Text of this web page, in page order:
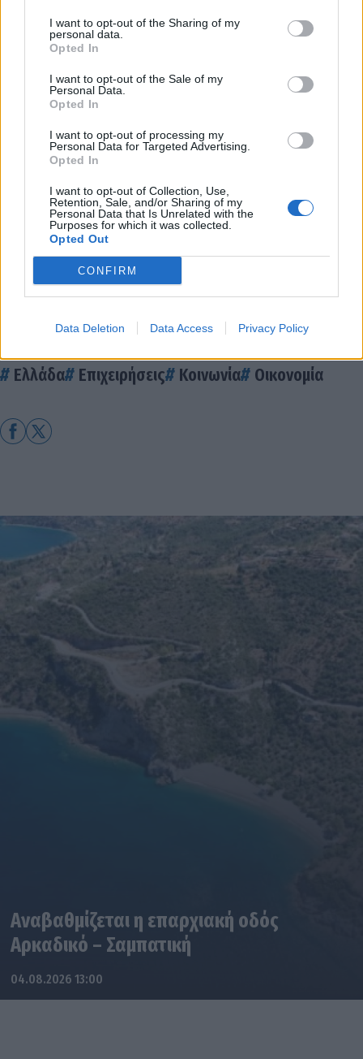
I want to opt-out of the Sharing of my
personal data.
Opted In
I want to opt-out of the Sale of my
Personal Data.
Opted In
I want to opt-out of processing my
Personal Data for Targeted Advertising.
Opted In
I want to opt-out of Collection, Use,
Retention, Sale, and/or Sharing of my
Personal Data that Is Unrelated with the
Purposes for which it was collected.
Opted Out
CONFIRM
Data Deletion Data Access Privacy Policy
Politis.gov.gr: Δείτε πώς λειτουργεί η νέα
ψηφιακή πλατφόρμα για τις αιτήσεις πολιτών
Κομισιόν: Θετικά μηνύματα για τα δημόσια
οικονομικά, προειδοποιήσεις για τέσσερις
επίμονες αδυναμίες
Έρχεται νέα δημοσιοποίηση οφειλετών: Ποιοι
και του ΕΦΚΑ
Κατατέθηκε στη Βουλή το νέο πολυνομοσχέδιο
του ΥΠΕΘΟΟ με παρεμβάσεις για μισθούς,
χρέη και ενέργεια
Διάβασε περισσότερα
Ελλάδα Επιχειρήσεις Κοινωνία Οικονομία
Αναβαθμίζεται η επαρχιακή οδός
Αρκαδικό – Σαμπατική
04.08.2026 13:00